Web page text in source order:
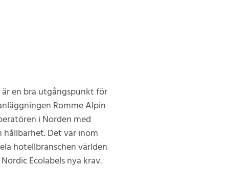
en bra utgångspunkt för
Romme Alpin
i Norden med
hållbarhet. Det var inom
hotellbranschen världen
Ecolabels nya krav.